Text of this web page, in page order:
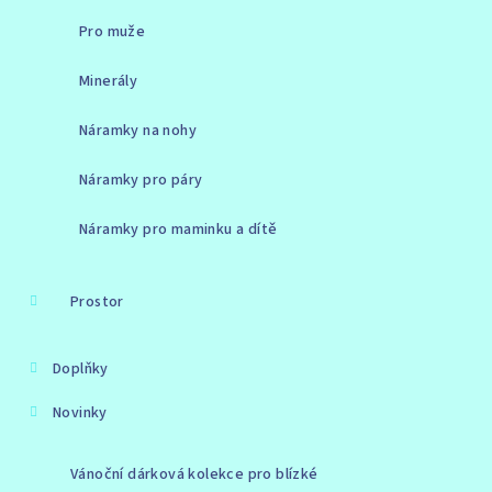
Pro muže
Minerály
Náramky na nohy
Náramky pro páry
Náramky pro maminku a dítě
Prostor
Doplňky
Novinky
Vánoční dárková kolekce pro blízké